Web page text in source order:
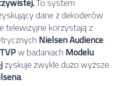
dane z dekoderów
telewizyjne korzystają z
Nielsen Audience
TVPw badaniachModelu
zyskuje zwykle dużo wyższe
.